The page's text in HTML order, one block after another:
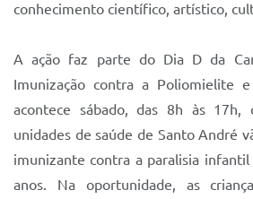
Sistema Colab
conhecimento científico, artístico,
A ação faz parte do Dia D da
Imunização contra a Poliomielite
acontece sábado, das 8h às 17h,
unidades de saúde de Santo André
imunizante contra a paralisia
anos. Na oportunidade, as